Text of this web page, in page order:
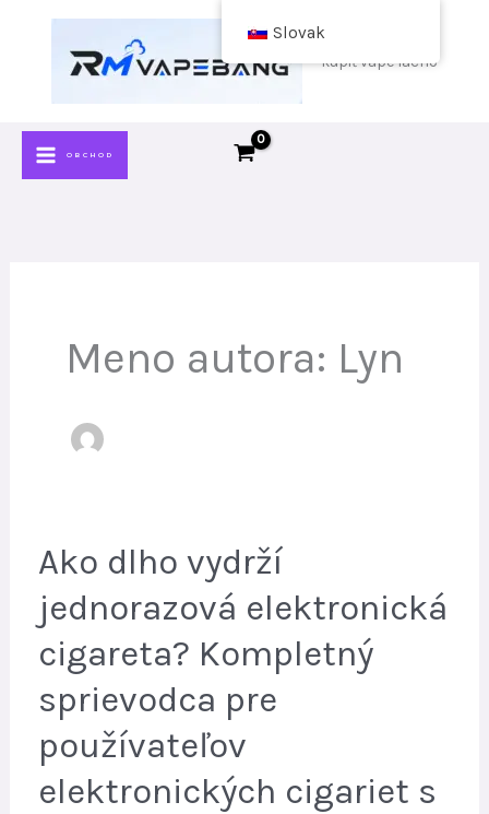
Preskočiť
kúpiť vape lacno
OBCHOD
Meno autora: Lyn
Ako dlho vydrží
jednorazová elektronická
cigareta? Kompletný
sprievodca pre
používateľov
elektronických cigariet s
Slovak